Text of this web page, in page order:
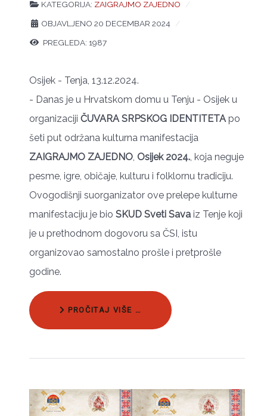
KATEGORIJA: ZAIGRAJMO ZAJEDNO
OBJAVLJENO 20 DECEMBAR 2024
PREGLEDA: 1987
Osijek - Tenja, 13.12.2024.
- Danas je u Hrvatskom domu u Tenju - Osijek u
organizaciji ČUVARA SRPSKOG IDENTITETA po
šeti put održana kulturna manifestacija
ZAIGRAJMO ZAJEDNO Osijek 2024. , koja neguje
pesme, igre, običaje, kulturu i folklornu tradiciju.
Ovogodišnji suorganizator ove prelepe kulturne
manifestaciju je bio SKUD Sveti Sava iz Tenje koji
je u prethodnom dogovoru sa ČSI, istu
organizovao samostalno prošle i pretprošle
godine.
PROČITAJ VIŠE …